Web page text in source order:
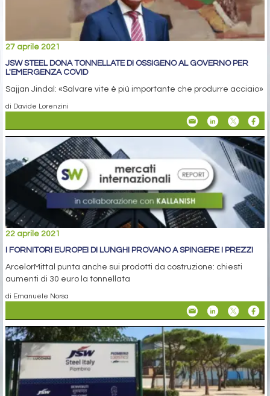
27 aprile 2021
JSW STEEL DONA TONNELLATE DI OSSIGENO AL GOVERNO PER
L'EMERGENZA COVID
Sajjan Jindal: «Salvare vite è più importante che produrre acciaio»
di Davide Lorenzini
22 aprile 2021
I FORNITORI EUROPEI DI LUNGHI PROVANO A SPINGERE I PREZZI
ArcelorMittal punta anche sui prodotti da costruzione: chiesti
aumenti di 30 euro la tonnellata
di Emanuele Norsa